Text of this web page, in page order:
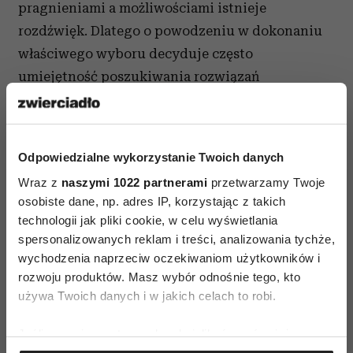
Odpowiedzialne wykorzystanie Twoich danych
Wraz z naszymi 1022 partnerami przetwarzamy Twoje
osobiste dane, np. adres IP, korzystając z takich
technologii jak pliki cookie, w celu wyświetlania
spersonalizowanych reklam i treści, analizowania tychże,
wychodzenia naprzeciw oczekiwaniom użytkowników i
rozwoju produktów. Masz wybór odnośnie tego, kto
używa Twoich danych i w jakich celach to robi.
Jeśli wyrazisz na to zgodę, chcielibyśmy również:
pragnieniami a możliwościami istnieje
rozdźwięk. Dlatego o powodzeniu w dokonaniu
właściwego wyboru decyduje często
umiejętność poszukiwania rozwiązań
pośrednich. Takich, które być może nie będą
realizacją pierwotnie wytyczonego celu w 100%,
A więc otwartość, a nie sztywność myślenia.
Budowanie hierarchii ważności
Zdarza się też, że dostępne opcje są równie
ważne, równie atrakcyjne. Można wtedy mówić
o swoistym dylemacie osiołka, któremu w żłoby
zwierzaka, osoby chcące dokonać wyboru